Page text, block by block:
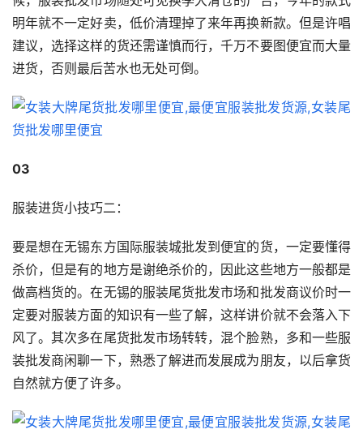
明年就不一定好卖，低价清理掉了来年再换新款。但是许唱
建议，选择这样的货还需谨慎而行，千万不要图便宜而大量
进货，否则最后苦水也无处可倒。
03
服装进货小技巧二：
要是想在无锡东方国际服装城批发到便宜的货，一定要懂得
杀价，但是有的地方是谢绝杀价的，因此这些地方一般都是
做高档货的。在无锡的服装尾货批发市场和批发商议价时一
定要对服装方面的知识有一些了解，这样讲价就不会落入下
风了。其次多在尾货批发市场转转，混个脸熟，多和一些服
装批发商闲聊一下，熟悉了解进而发展成为朋友，以后拿货
自然就方便了许多。